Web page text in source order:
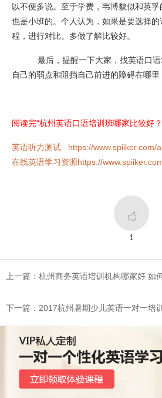
以不便多说。至于学费，韦博貌似和英
也是小班的。个人认为，如果是要选择
程，进行对比。多做了解比较好。
最后，提醒一下大家，找英语口语
自己的弱点和阻挡自己前进的障碍在哪里
阅读完“杭州英语口语培训班哪家比较好
英语听力测试 https://www.spiiker.com/
在线英语学习资源https://

1
上一篇：杭州商务英语培训机构哪家好 如
下一篇：2017杭州暑期少儿英语一对一培